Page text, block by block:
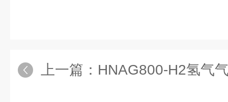
上一篇： HNAG800-H2氢气气